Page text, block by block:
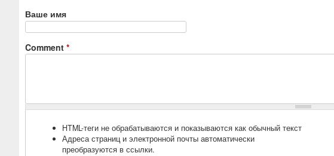
Ваше имя
Comment *
HTML-теги не обрабатываются и показываются как обычный текст
Адреса страниц и электронной почты автоматически
преобразуются в ссылки.